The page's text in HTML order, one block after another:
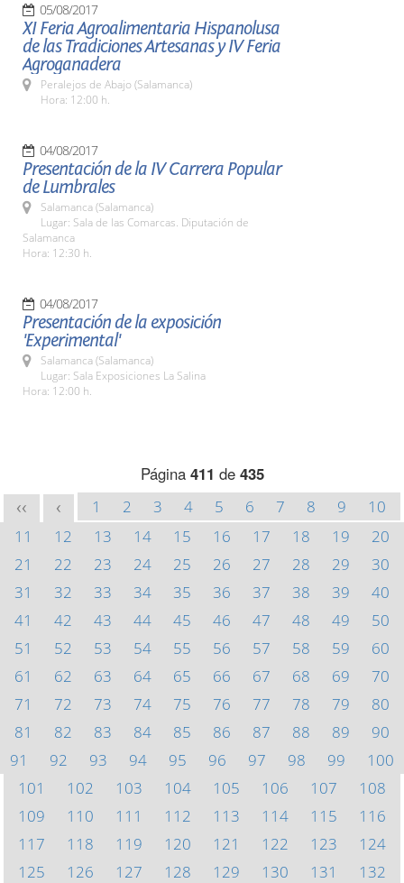
05/08/2017
XI Feria Agroalimentaria Hispanolusa
de las Tradiciones Artesanas y IV Feria
Agroganadera
Peralejos de Abajo (Salamanca)
Hora: 12:00 h.
04/08/2017
Presentación de la IV Carrera Popular
de Lumbrales
Salamanca (Salamanca)
Lugar: Sala de las Comarcas. Diputación de
Salamanca
Hora: 12:30 h.
04/08/2017
Presentación de la exposición
'Experimental'
Salamanca (Salamanca)
Lugar: Sala Exposiciones La Salina
Hora: 12:00 h.
Página 411 de 435
<< < 1 2 3 4 5 6 7 8 9
10
11
12 13 14 15 16 17 18 19
20
21
22 23 24 25 26 27 28 29
30
31
32 33 34 35 36 37 38 39
40
41
42 43 44 45 46 47 48 49
50
51
52 53 54 55 56 57 58 59
60
61
62 63 64 65 66 67 68 69
70
71
72 73 74 75 76 77 78 79
80
81
82 83 84 85 86 87 88 89
90
91
92 93 94 95 96 97 98 99
100
101
102 103 104 105 106 107
108
109
110 111 112 113 114 115
116
117
118 119 120 121 122 123
124
125
126 127 128 129 130 131
132